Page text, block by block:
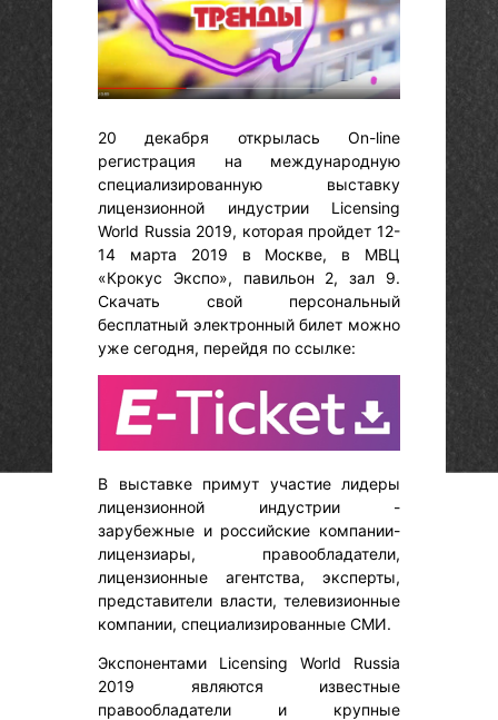
20 декабря открылась Оn-line
регистрация на международную
специализированную выставку
лицензионной индустрии Licensing
World Russia 2019, которая пройдет 12-
14 марта 2019 в Москве, в МВЦ
«Крокус Экспо», павильон 2, зал 9.
Скачать свой персональный
бесплатный электронный билет можно
уже сегодня, перейдя по ссылке:
В выставке примут участие лидеры
лицензионной индустрии -
зарубежные и российские компании-
лицензиары, правообладатели,
лицензионные агентства, эксперты,
представители власти, телевизионные
компании, специализированные СМИ.
Экспонентами Licensing World Russia
2019 являются известные
правообладатели и крупные